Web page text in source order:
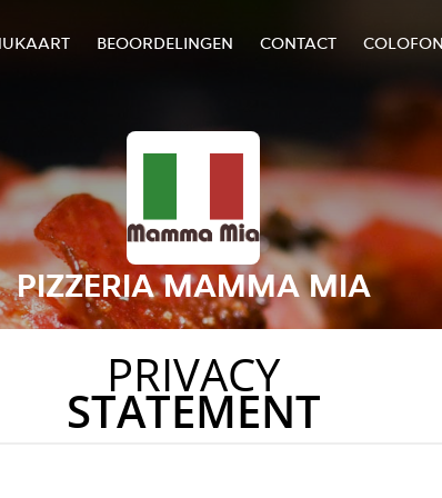
BEOORDELINGEN CONTACT
PIZZERIA MAMMA MIA
PRIVACY
STATEMENT